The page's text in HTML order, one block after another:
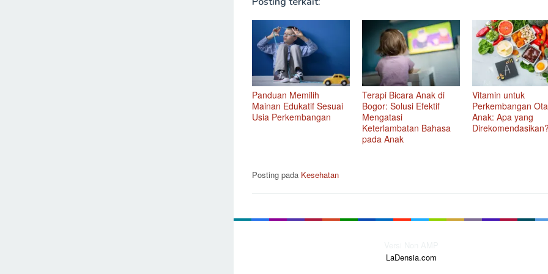
Panduan Memilih
Mainan Edukatif Sesuai
Usia Perkembangan
Terapi Bicara Anak di
Bogor: Solusi Efektif
Mengatasi
Keterlambatan Bahasa
pada Anak
Vitamin untuk
Perkembangan
Anak: Apa yang
Posting pada Kesehatan
LaDensia.com